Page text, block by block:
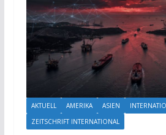
AKTUELL AMERIKA ASIEN
ZEITSCHRIFT INTERNATIONAL